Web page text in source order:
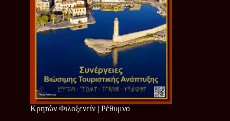
Κρητών Φιλοξενείν | Ρέθυμνο